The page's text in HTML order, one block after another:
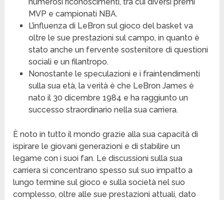
MVP e campionati NBA.
L’influenza di LeBron sul gioco del basket va
oltre le sue prestazioni sul campo, in quanto è
stato anche un fervente sostenitore di questioni
sociali e un filantropo.
Nonostante le speculazioni e i fraintendimenti
sulla sua età, la verità è che LeBron James è
nato il 30 dicembre 1984 e ha raggiunto un
successo straordinario nella sua carriera.
È noto in tutto il mondo grazie alla sua capacità di
ispirare le giovani generazioni e di stabilire un
legame con i suoi fan. Le discussioni sulla sua
carriera si concentrano spesso sul suo impatto a
lungo termine sul gioco e sulla società nel suo
complesso, oltre alle sue prestazioni attuali, dato